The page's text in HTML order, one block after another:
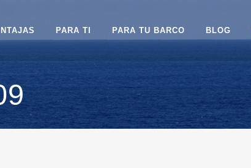
PARA TI PARA TU BARCO BLOG